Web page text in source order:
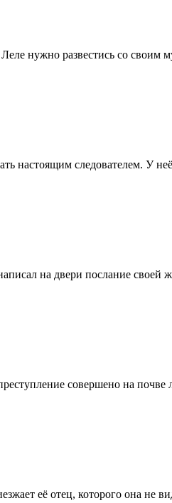
нужно развестись со своим
настоящим следователем. У
на двери послание своей
совершено на
её отец, которого она не